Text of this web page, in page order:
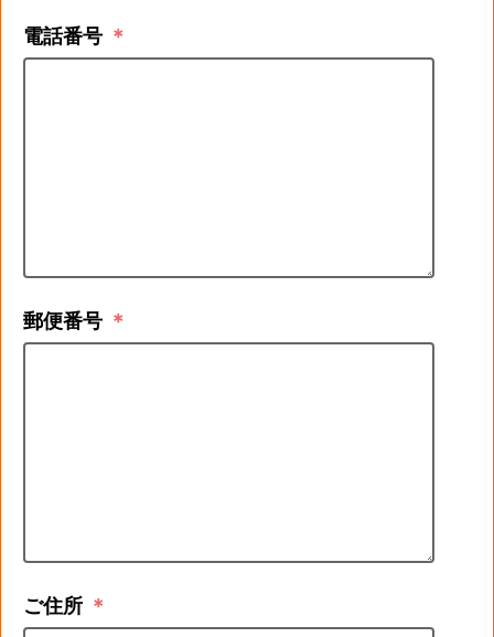
電話番号 ＊
郵便番号 ＊
ご住所 ＊